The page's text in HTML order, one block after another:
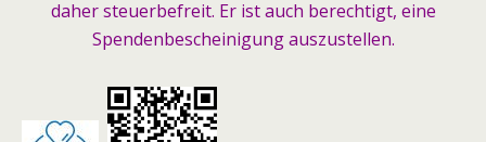
daher steuerbefreit. Er ist auch berechtigt, eine
Spendenbescheinigung auszustellen.